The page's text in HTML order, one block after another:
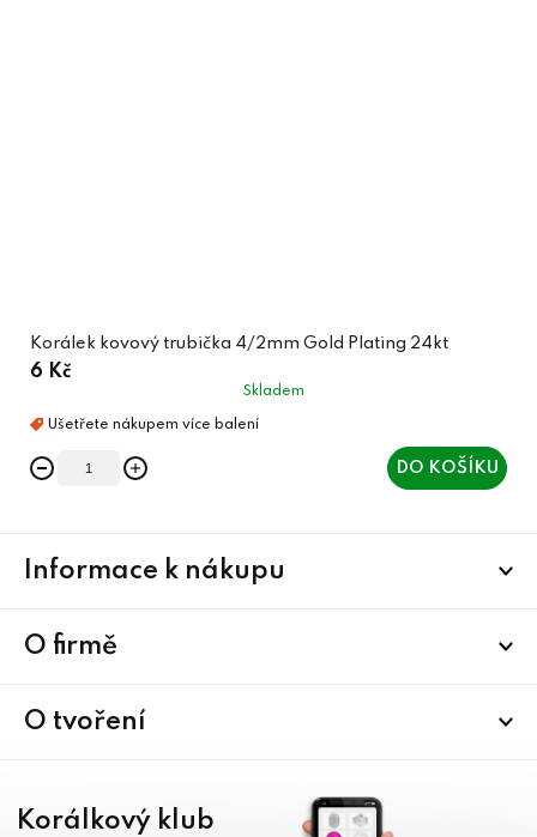
Korálek kovový trubička 4/2mm Gold Plating 24kt
6 Kč
Skladem
DO KOŠÍKU
Informace k nákupu
O firmě
O tvoření
Korálkový klub